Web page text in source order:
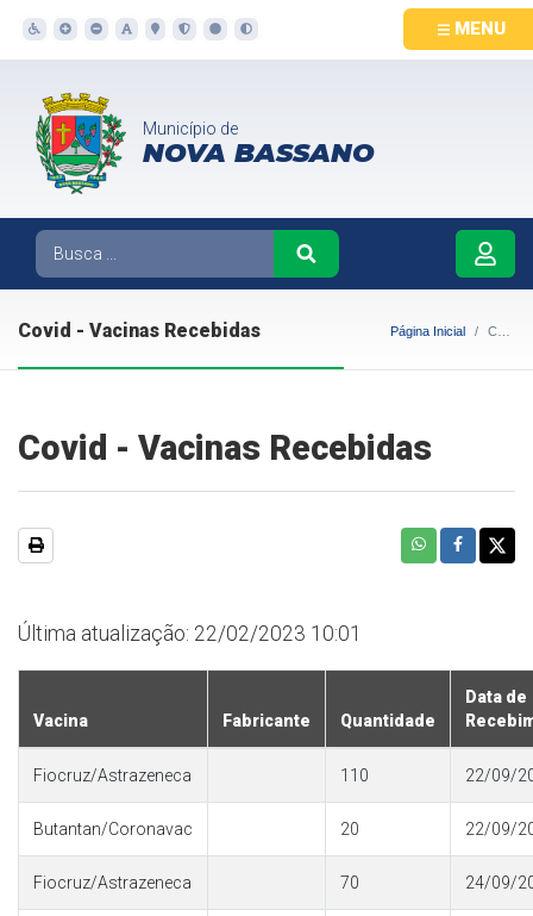
MENU
Município de
NOVA BASSANO
Covid - Vacinas Recebidas Página Inicial Covid - Vacinas Recebidas
Covid - Vacinas Recebidas
Última atualização: 22/02/2023 10:01
Vacina Fabricante Quantidade
Data de
Fiocruz/Astrazeneca 110 22/09/
Butantan/Coronavac 20 22/09/
Fiocruz/Astrazeneca 70 24/09/